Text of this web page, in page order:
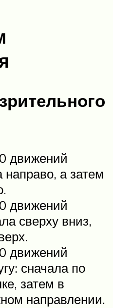
движений
направо, а затем
движений
сверху вниз,
движений
сначала по
затем в
направлении.